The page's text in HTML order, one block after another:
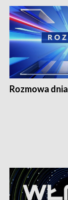
Rozmowa dnia